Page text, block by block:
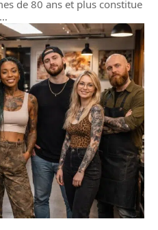
de 80 ans et plus constitue
…